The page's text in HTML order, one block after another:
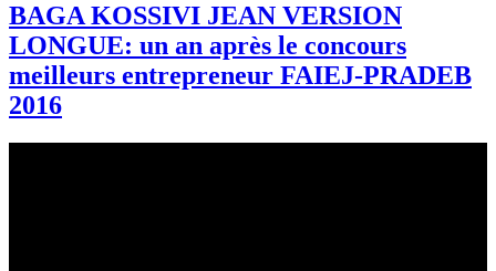
BAGA KOSSIVI JEAN VERSION
LONGUE: un an après le concours
meilleurs entrepreneur FAIEJ-PRADEB
2016